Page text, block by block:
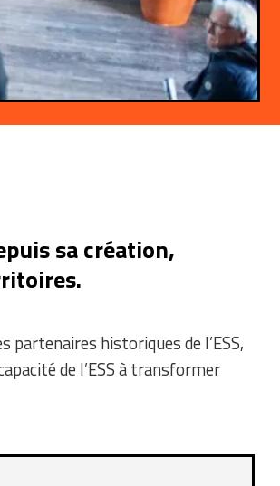
sa création,
historiques de l’ESS,
de l’ESS à transformer